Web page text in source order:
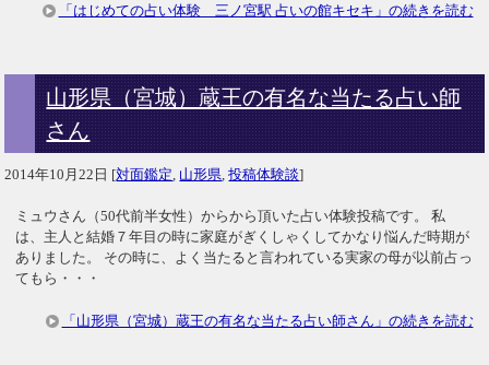
「はじめての占い体験 三ノ宮駅 占いの館キセキ」の続きを読む
山形県（宮城）蔵王の有名な当たる占い師
さん
2014年10月22日 [対面鑑定 山形県 ,投稿体験談]
ミュウさん（50代前半女性）からから頂いた占い体験投稿です。 私
は、主人と結婚７年目の時に家庭がぎくしゃくしてかなり悩んだ時期が
ありました。 その時に、よく当たると言われている実家の母が以前占っ
てもら・・・
「山形県（宮城）蔵王の有名な当たる占い師さん」の続きを読む